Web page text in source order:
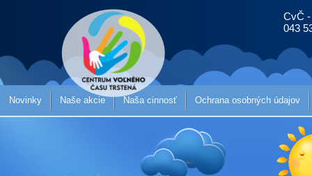
CvČ
043
Novinky Naše akcie Naša cinnosť Ochrana osobných údajov